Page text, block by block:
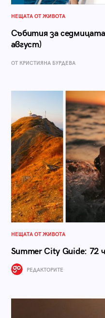
НЕЩАТА ОТ ЖИВОТА
Събития за
август)
ОТ КРИСТИЯНА БУРДЕВА
НЕЩАТА ОТ ЖИВОТА
Summer City Guide: 72
РЕДАКТОРИТЕ